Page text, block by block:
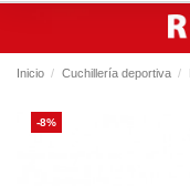
Inicio Cuchillería deportiva
-8%